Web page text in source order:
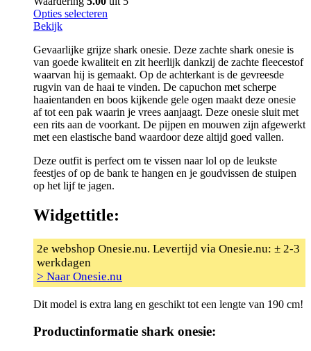
Opties selecteren
Bekijk
Gevaarlijke grijze shark onesie. Deze zachte shark onesie is
van goede kwaliteit en zit heerlijk dankzij de zachte fleecestof
waarvan hij is gemaakt. Op de achterkant is de gevreesde
rugvin van de haai te vinden. De capuchon met scherpe
haaientanden en boos kijkende gele ogen maakt deze onesie
af tot een pak waarin je vrees aanjaagt. Deze onesie sluit met
een rits aan de voorkant. De pijpen en mouwen zijn afgewerkt
met een elastische band waardoor deze altijd goed vallen.
Deze outfit is perfect om te vissen naar lol op de leukste
feestjes of op de bank te hangen en je goudvissen de stuipen
op het lijf te jagen.
Widgettitle:
2e webshop Onesie.nu. Levertijd via Onesie.nu: ± 2-3
werkdagen
> Naar Onesie.nu
Dit model is extra lang en geschikt tot een lengte van 190 cm!
Productinformatie shark onesie: